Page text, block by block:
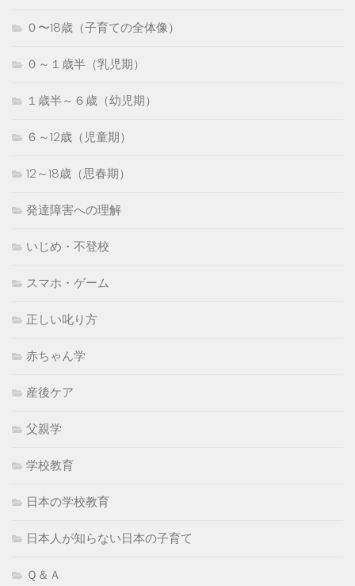
０〜18歳（子育ての全体像）
０～１歳半（乳児期）
１歳半～６歳（幼児期）
６～12歳（児童期）
12～18歳（思春期）
発達障害への理解
いじめ・不登校
スマホ・ゲーム
正しい叱り方
赤ちゃん学
産後ケア
父親学
学校教育
日本の学校教育
日本人が知らない日本の子育て
Ｑ＆Ａ